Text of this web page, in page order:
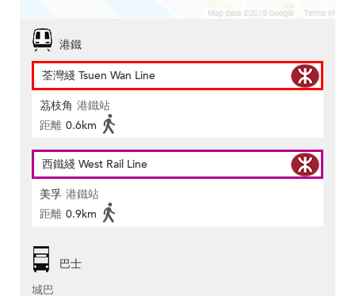
港鐵
荃灣綫 Tsuen Wan Line
茘枝角 港鐵站
距離 0.6km
西鐵綫 West Rail Line
美孚 港鐵站
距離 0.9km
巴士
城巴